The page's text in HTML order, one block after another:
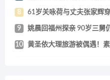
8 61岁关咏荷与丈夫张家辉
9 姚晨回福州探亲 90岁三舅
10 黄圣依大理旅游被偶遇！